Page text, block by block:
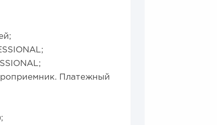
Платежный